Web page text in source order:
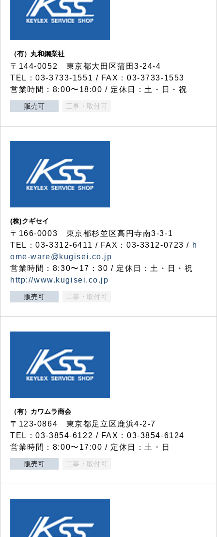
（有）丸和鋼業社
〒144-0052 東京都大田区蒲田3-24-4
TEL：03-3733-1551 / FAX：03-3733-1553
営業時間：8:00〜18:00 / 定休日：土・日・祝
販売可 工事・取付可
(株)クギセイ
〒166-0003 東京都杉並区高円寺南3-3-1
TEL：03-3312-6411 / FAX：03-3312-0723 / h
ome-ware@kugisei.co.jp
営業時間：8:30〜17：30 / 定休日：土・日・祝
http://www.kugisei.co.jp
販売可 工事・取付可
（有）カワムラ商会
〒123-0864 東京都足立区鹿浜4-2-7
TEL：03-3854-6122 / FAX：03-3854-6124
営業時間：8:00〜17:00 / 定休日：土・日
販売可 工事・取付可